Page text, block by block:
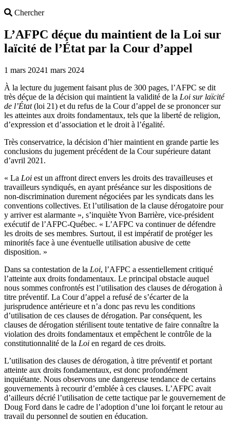
ChercherSearch
L’AFPC déçue du maintient de la Loi sur
laïcité de l’État par la Cour d’appel
1 mars 20241 mars 2024
À la lecture du jugement faisant plus de 300 pages, l’AFPC se dit
très déçue de la décision qui maintient la validité de la Loi sur laïcité
de l’État(loi 21) et du refus de la Cour d’appel de se prononcer sur
les atteintes aux droits fondamentaux, tels que la liberté de religion,
d’expression et d’association et le droit à l’égalité.
Très conservatrice, la décision d’hier maintient en grande partie les
conclusions du jugement précédent de la Cour supérieure datant
d’avril 2021.
« La Loi est un affront direct envers les droits des travailleuses et
travailleurs syndiqués, en ayant préséance sur les dispositions de
non-discrimination durement négociées par les syndicats dans les
conventions collectives. Et l’utilisation de la clause dérogatoire pour
y arriver est alarmante », s’inquiète Yvon Barrière, vice-président
exécutif de l’AFPC-Québec. « L’AFPC va continuer de défendre
les droits de ses membres. Surtout, il est impératif de protéger les
minorités face à une éventuelle utilisation abusive de cette
disposition. »
Dans sa contestation de la Loi, l’AFPC a essentiellement critiqué
l’atteinte aux droits fondamentaux. Le principal obstacle auquel
nous sommes confrontés est l’utilisation des clauses de dérogation à
titre préventif. La Cour d’appel a refusé de s’écarter de la
jurisprudence antérieure et n’a donc pas revu les conditions
d’utilisation de ces clauses de dérogation. Par conséquent, les
clauses de dérogation stérilisent toute tentative de faire connaître la
violation des droits fondamentaux et empêchent le contrôle de la
constitutionnalité de la Loi en regard de ces droits.
L’utilisation des clauses de dérogation, à titre préventif et portant
atteinte aux droits fondamentaux, est donc profondément
inquiétante. Nous observons une dangereuse tendance de certains
gouvernements à recourir d’emblée à ces clauses. L’AFPC avait
d’ailleurs décrié l’utilisation de cette tactique par le gouvernement de
Doug Ford dans le cadre de l’adoption d’une loi forçant le retour au
travail du personnel de soutien en éducation.